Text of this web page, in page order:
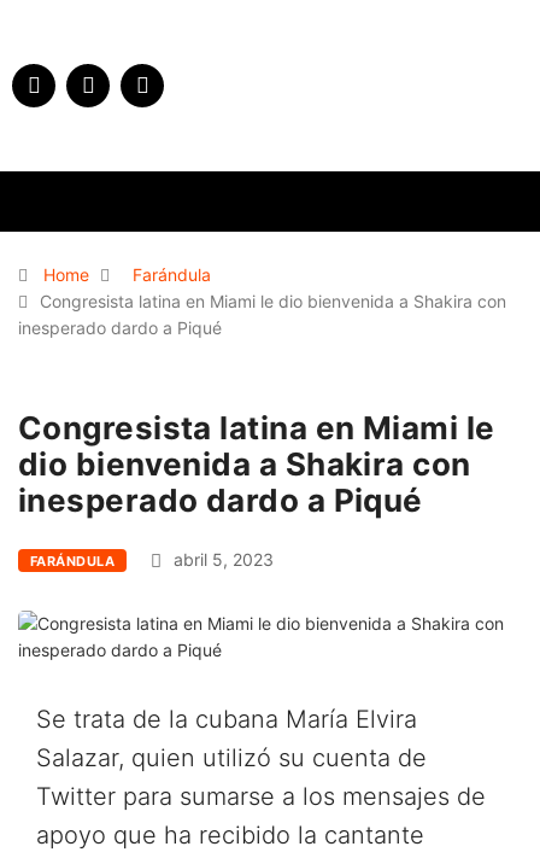
Home
Farándula
Congresista latina en Miami le dio bienvenida a Shakira con
inesperado dardo a Piqué
Congresista latina en Miami le
dio bienvenida a Shakira con
inesperado dardo a Piqué
FARÁNDULA abril 5, 2023
Se trata de la cubana María Elvira
Salazar, quien utilizó su cuenta de
Twitter para sumarse a los mensajes de
apoyo que ha recibido la cantante